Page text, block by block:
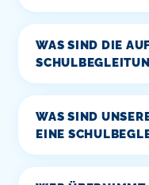
WAS SIND DIE
WAS SIND
EINE